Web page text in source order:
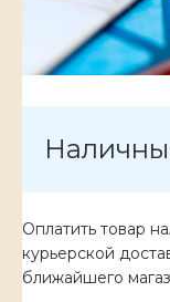
Оплатить товар
курьерской
ближайшего